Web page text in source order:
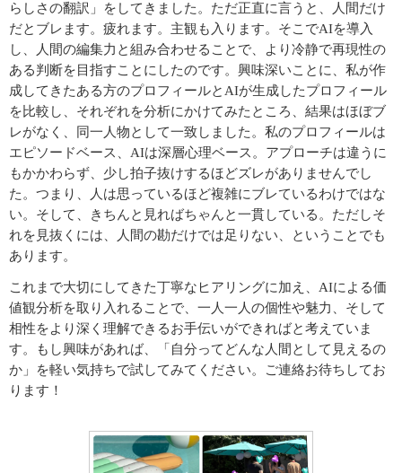
らしさの翻訳」をしてきました。ただ正直に言うと、人間だけ
だとブレます。疲れます。主観も入ります。そこでAIを導入
し、人間の編集力と組み合わせることで、より冷静で再現性の
ある判断を目指すことにしたのです。興味深いことに、私が作
成してきたある方のプロフィールとAIが生成したプロフィール
を比較し、それぞれを分析にかけてみたところ、結果はほぼブ
レがなく、同一人物として一致しました。私のプロフィールは
エピソードベース、AIは深層心理ベース。アプローチは違うに
もかかわらず、少し拍子抜けするほどズレがありませんでし
た。つまり、人は思っているほど複雑にブレているわけではな
い。そして、きちんと見ればちゃんと一貫している。ただしそ
れを見抜くには、人間の勘だけでは足りない、ということでも
あります。
これまで大切にしてきた丁寧なヒアリングに加え、AIによる価
値観分析を取り入れることで、一人一人の個性や魅力、そして
相性をより深く理解できるお手伝いができればと考えていま
す。もし興味があれば、「自分ってどんな人間として見えるの
か」を軽い気持ちで試してみてください。ご連絡お待ちしてお
ります！